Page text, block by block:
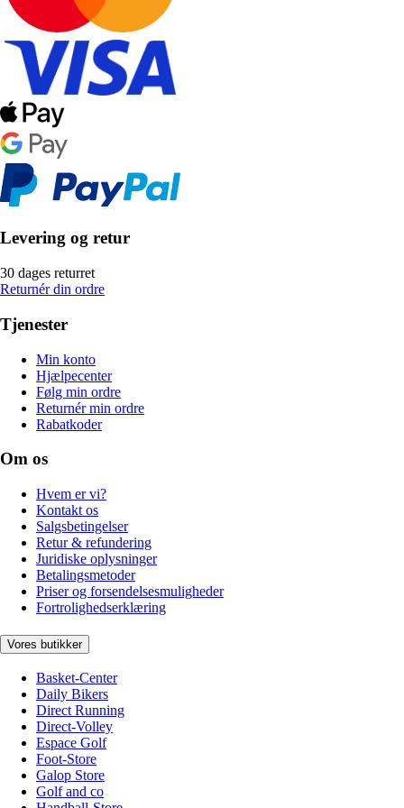
Levering og retur
30 dages returret
Returnér din ordre
Tjenester
Min konto
Hjælpecenter
Følg min ordre
Returnér min ordre
Rabatkoder
Om os
Hvem er vi?
Kontakt os
Salgsbetingelser
Retur & refundering
Juridiske oplysninger
Betalingsmetoder
Priser og forsendelsesmuligheder
Fortrolighedserklæring
Vores butikker
Basket-Center
Daily Bikers
Direct Running
Direct-Volley
Espace Golf
Foot-Store
Galop Store
Golf and co